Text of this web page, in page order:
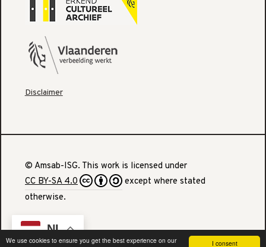
I consent
We use cookies to ensure you get the best experience on our
Disclaimer
© Amsab-ISG. This work is licensed under
CC BY-SA 4.0
except where stated
otherwise.
NL